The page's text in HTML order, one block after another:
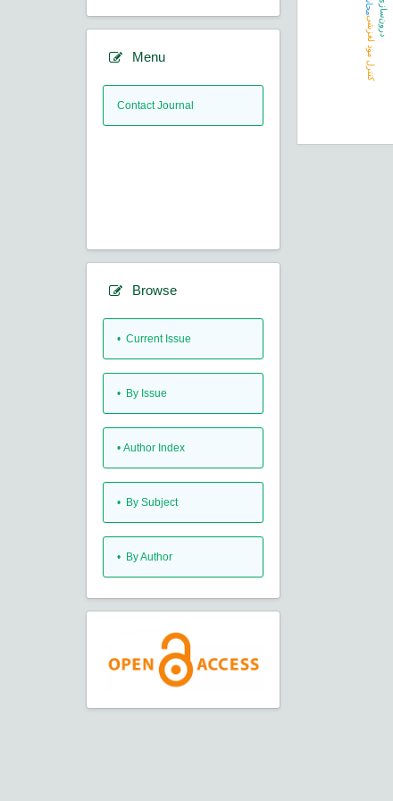
Menu
Contact Journal
Browse
• Current Issue
• By Issue
• Author Index
• By Subject
• By Author
کنترل مود لغزشی